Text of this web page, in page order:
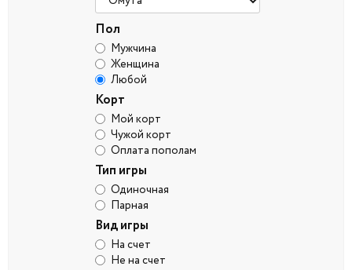
Пол
Мужчина
Женщина
Любой
Корт
Мой корт
Чужой корт
Оплата пополам
Тип игры
Одиночная
Парная
Вид игры
На счет
Не на счет